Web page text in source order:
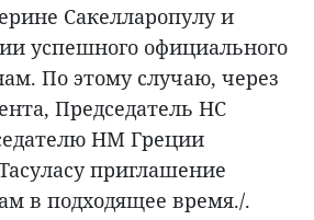
Сакелларопулу и
успешного официального
По этому случаю, через
Председатель НС
НМ Греции
приглашение
в подходящее время./.